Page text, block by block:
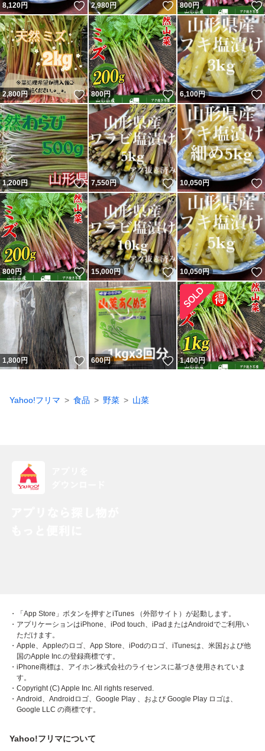
8,120円 いいね！
2,980円 いいね！
800円
2,800円 いいね！
800円 いいね！
6,100円
1,200円 いいね！
7,550円 いいね！
10,050円
800円 いいね！
15,000円 いいね！
10,050円
1,800円 いいね！
600円 いいね！
1,400円
Yahoo!フリマ 食品 野菜 山菜
・「App Store」ボタンを押すとiTunes （外部サイト）が起動します。
・アプリケーションはiPhone、iPod touch、iPadまたはAndroidでご利用い
ただけます。
・Apple、Appleのロゴ、App Store、iPodのロゴ、iTunesは、米国および他
国のApple Inc.の登録商標です。
・iPhone商標は、アイホン株式会社のライセンスに基づき使用されていま
す。
・Copyright (C) Apple Inc. All rights reserved.
・Android、Androidロゴ、Google Play 、および Google Play ロゴは、
Google LLC の商標です。
Yahoo!フリマについて